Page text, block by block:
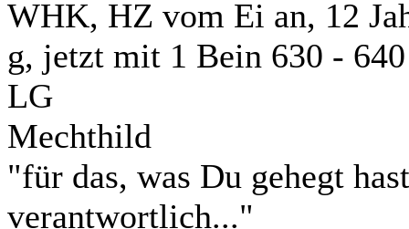
WHK, HZ vom Ei an, 12
g, jetzt mit 1 Bein 630 -
LG
Mechthild
"für das, was Du gehegt
verantwortlich..."